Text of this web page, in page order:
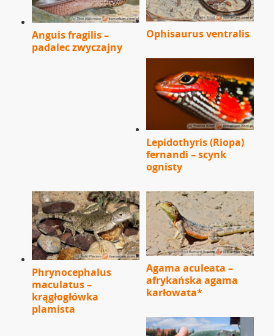
Anguis fragilis –
padalec zwyczajny
Ophisaurus ventralis
Lepidothyris (Riopa)
fernandi – scynk
ognisty
Phrynocephalus
maculatus –
krągłogłówka
plamista
Agama aculeata –
afrykańska agama
karłowata*